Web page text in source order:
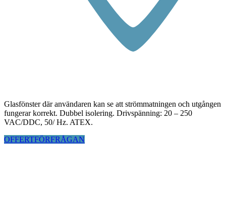
Glasfönster där användaren kan se att strömmatningen och utgången
fungerar korrekt. Dubbel isolering. Drivspänning: 20 – 250
VAC/DDC, 50/ Hz. ATEX.
OFFERTFÖRFRÅGAN